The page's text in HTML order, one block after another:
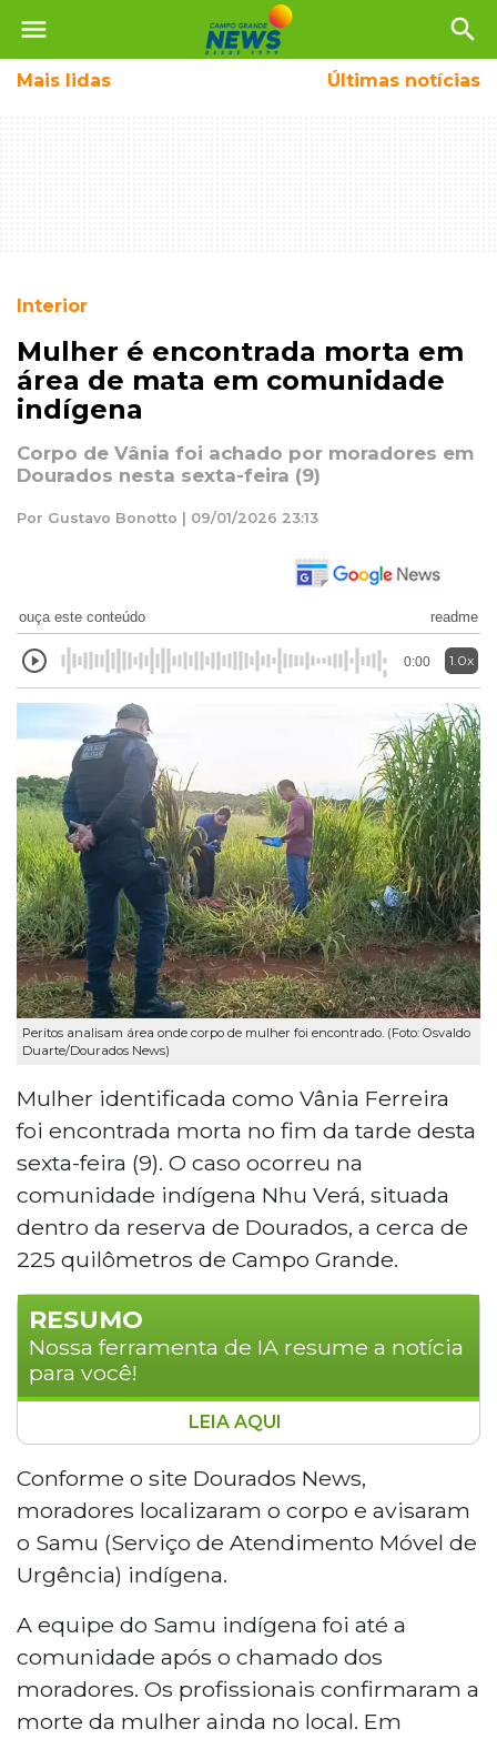
menu search
Mais lidas Últimas notícias
Interior
Mulher é encontrada morta em
área de mata em comunidade
indígena
Corpo de Vânia foi achado por moradores em
Dourados nesta sexta-feira (9)
Por Gustavo Bonotto | 09/01/2026 23:13
ouça este conteúdo readme
0:00 1.0x
Peritos analisam área onde corpo de mulher foi encontrado. (Foto: Osvaldo
Duarte/Dourados News)
Mulher identificada como Vânia Ferreira
foi encontrada morta no fim da tarde desta
sexta-feira (9). O caso ocorreu na
comunidade indígena Nhu Verá, situada
dentro da reserva de Dourados, a cerca de
225 quilômetros de Campo Grande.
RESUMO
Nossa ferramenta de IA resume a notícia
para você!
Uma mulher identificada como Vânia
Ferreira foi encontrada sem vida em área
de mata na comunidade indígena Nhu
Verá, localizada na reserva de Dourados, a
225 quilômetros de Campo Grande, na
tarde de sexta-feira (9). Após o corpo ser
indígena confirmou o óbito no local. A
Polícia Civil iniciou as investigações, e o
corpo foi encaminhado ao Instituto
Médico Odontológico Legal para exame
LEIA AQUI
Conforme o site Dourados News,
moradores localizaram o corpo e avisaram
o Samu (Serviço de Atendimento Móvel de
Urgência) indígena.
A equipe do Samu indígena foi até a
comunidade após o chamado dos
moradores. Os profissionais confirmaram a
morte da mulher ainda no local. Em